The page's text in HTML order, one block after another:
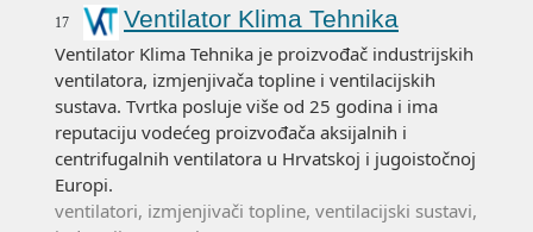
17 Ventilator Klima Tehnika
Ventilator Klima Tehnika je proizvođač industrijskih
ventilatora, izmjenjivača topline i ventilacijskih
sustava. Tvrtka posluje više od 25 godina i ima
reputaciju vodećeg proizvođača aksijalnih i
centrifugalnih ventilatora u Hrvatskoj i jugoistočnoj
Europi.
ventilatori, izmjenjivači topline, ventilacijski sustavi,